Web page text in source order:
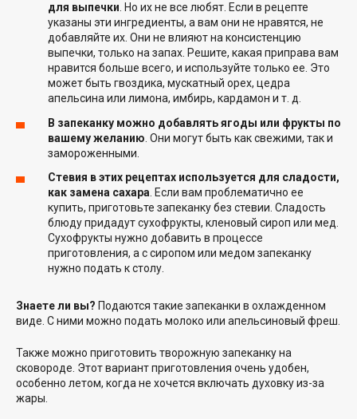
для выпечки. Но их не все любят. Если в рецепте
указаны эти ингредиенты, а вам они не нравятся, не
добавляйте их. Они не влияют на консистенцию
выпечки, только на запах. Решите, какая приправа вам
нравится больше всего, и используйте только ее. Это
может быть гвоздика, мускатный орех, цедра
апельсина или лимона, имбирь, кардамон и т. д.
В запеканку можно добавлять ягоды или фрукты по
вашему желанию . Они могут быть как свежими, так и
замороженными.
Стевия в этих рецептах используется для сладости,
как замена сахара . Если вам проблематично ее
купить, приготовьте запеканку без стевии. Сладость
блюду придадут сухофрукты, кленовый сироп или мед.
Сухофрукты нужно добавить в процессе
приготовления, а с сиропом или медом запеканку
нужно подать к столу.
Знаете ли вы? Подаются такие запеканки в охлажденном
виде. С ними можно подать молоко или апельсиновый фреш.
Также можно приготовить творожную запеканку на
сковороде. Этот вариант приготовления очень удобен,
особенно летом, когда не хочется включать духовку из-за
жары.